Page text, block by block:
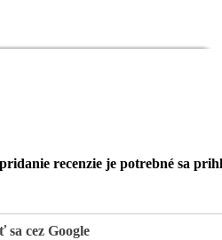
recenzie je potrebné sa
sa cez Google